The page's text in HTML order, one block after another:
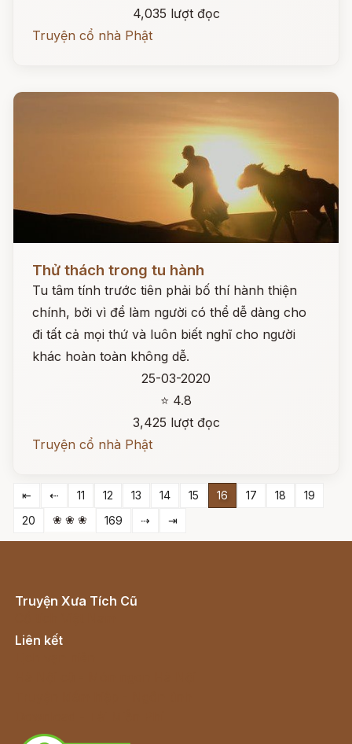
4,035 lượt đọc
Truyện cổ nhà Phật
Thử thách trong tu hành
Tu tâm tính trước tiên phải bố thí hành thiện
chính, bởi vì để làm người có thể dễ dàng cho
đi tất cả mọi thứ và luôn biết nghĩ cho người
khác hoàn toàn không dễ.
25-03-2020
⭐ 4.8
3,425 lượt đọc
Truyện cổ nhà Phật
⇤ ⇠ 11 12 13 14 15 16 17 18
19
20
❀ ❀ ❀ 169 ⇢ ⇥
Truyện Xưa Tích Cũ
Liên kết